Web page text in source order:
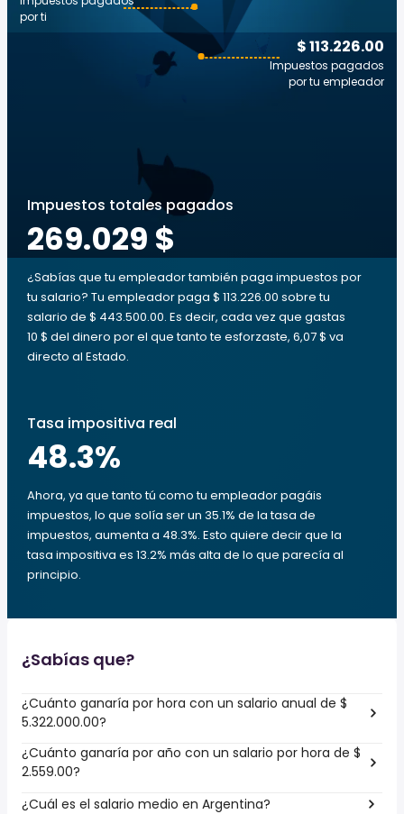
$ 113.226.00
Impuestos pagados
por tu empleador
por ti
Impuestos totales pagados
269.029 $
¿Sabías que tu empleador también paga impuestos por
tu salario? Tu empleador paga $ 113.226.00 sobre tu
salario de $ 443.500.00. Es decir, cada vez que gastas
10 $ del dinero por el que tanto te esforzaste, 6,07 $ va
directo al Estado.
Tasa impositiva real
48.3%
Ahora, ya que tanto tú como tu empleador pagáis
impuestos, lo que solía ser un 35.1% de la tasa de
impuestos, aumenta a 48.3%. Esto quiere decir que la
tasa impositiva es 13.2% más alta de lo que parecía al
principio.
¿Sabías que?
¿Cuánto ganaría por hora con un salario anual de $
5.322.000.00?
¿Cuánto ganaría por año con un salario por hora de $
2.559.00?
¿Cuál es el salario medio en Argentina?